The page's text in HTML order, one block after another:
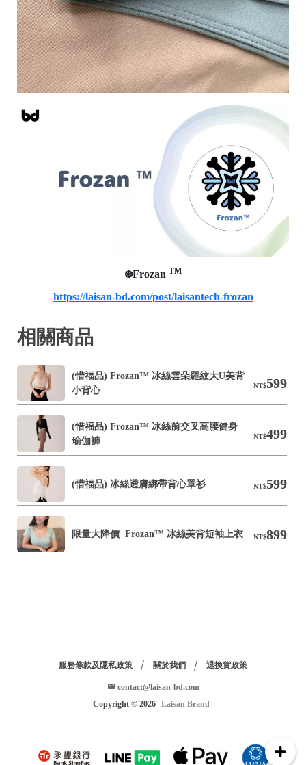
❄️Frozan TM
https://laisan-bd.com/post/laisantech-frozan
相關商品
NT$599
(惜福品) Frozan™ 冰絲雲朵羅紋大U美背
小背心
NT$499
(惜福品) Frozan™ 冰絲前交叉高腰健身
瑜伽褲
NT$599
(惜福品) 冰絲透膚綁帶背心罩衫
NT$899
限量大降價  Frozan™ 冰絲美背短袖上衣
服務條款及隱私政策 關於我們 退換貨政策
contact@laisan-bd.com
Copyright © 2026 Laisan Brand